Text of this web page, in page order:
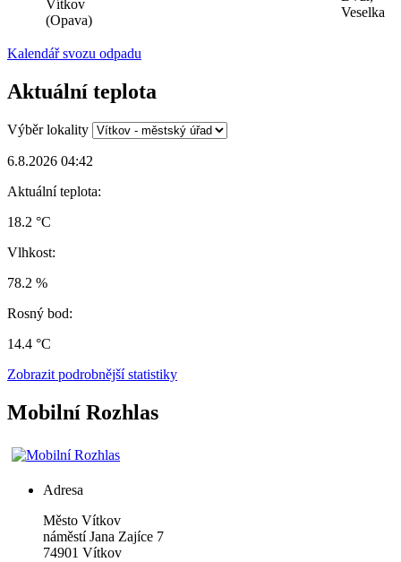
Vítkov
(Opava)
Veselka
Kalendář svozu odpadu
Aktuální teplota
Výběr lokality
6.8.2026 04:42
Aktuální teplota:
18.2 °C
Vlhkost:
78.2 %
Rosný bod:
14.4 °C
Zobrazit podrobnější statistiky
Mobilní Rozhlas
Adresa
Město Vítkov
náměstí Jana Zajíce 7
74901 Vítkov